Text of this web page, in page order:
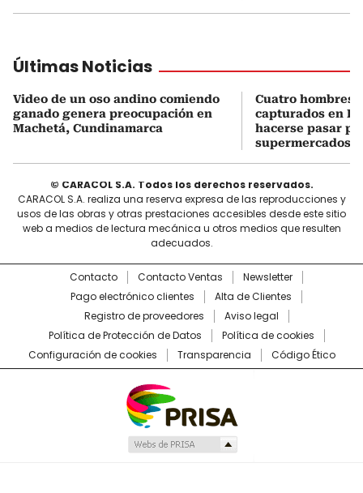
Últimas Noticias
Video de un oso andino comiendo
ganado genera preocupación en
Machetá, Cundinamarca
Cuatro hombres
capturados en
hacerse pasar
supermercados
© CARACOL S.A. Todos los derechos reservados.
CARACOL S.A. realiza una reserva expresa de las reproducciones y
usos de las obras y otras prestaciones accesibles desde este sitio
web a medios de lectura mecánica u otros medios que resulten
adecuados.
Contacto Contacto Ventas
Newsletter
Pago electrónico clientes
Alta de Clientes
Registro de proveedores
Aviso legal
Política de Protección de Datos
Política de cookies
Configuración de cookies
Transparencia Código Ético